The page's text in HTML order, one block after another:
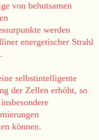
von behutsamen
werden
energetischer Strahl
selbstintelligente
der Zellen erhöht, so
können.